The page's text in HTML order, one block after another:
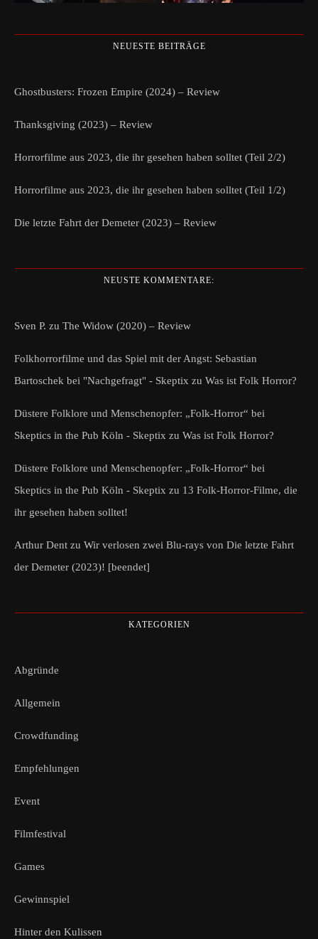
NEUESTE BEITRÄGE
Ghostbusters: Frozen Empire (2024) – Review
Thanksgiving (2023) – Review
Horrorfilme aus 2023, die ihr gesehen haben solltet (Teil 2/2)
Horrorfilme aus 2023, die ihr gesehen haben solltet (Teil 1/2)
Die letzte Fahrt der Demeter (2023) – Review
NEUSTE KOMMENTARE:
Sven P. zu The Widow (2020) – Review
Folkhorrorfilme und das Spiel mit der Angst: Sebastian
Bartoschek bei "Nachgefragt" - Skeptix zu Was ist Folk Horror?
Düstere Folklore und Menschenopfer: „Folk-Horror“ bei
Skeptics in the Pub Köln - Skeptix zu Was ist Folk Horror?
Düstere Folklore und Menschenopfer: „Folk-Horror“ bei
Skeptics in the Pub Köln - Skeptix zu 13 Folk-Horror-Filme, die
ihr gesehen haben solltet!
Arthur Dent zu Wir verlosen zwei Blu-rays von Die letzte Fahrt
der Demeter (2023)! [beendet]
KATEGORIEN
Abgründe
Allgemein
Crowdfunding
Empfehlungen
Event
Filmfestival
Games
Gewinnspiel
Hinter den Kulissen